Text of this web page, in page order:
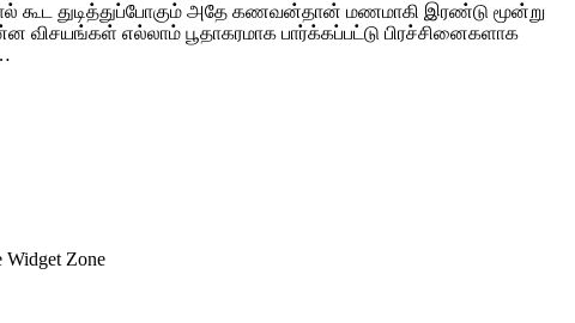
கூட துடித்துப்போகும் அதே கணவன்தான் மணமாகி இரண்டு மூன்று
எல்லாம் பூதாகரமாக பார்க்கப்பட்டு பிரச்சினைகளாக
Widget Zone